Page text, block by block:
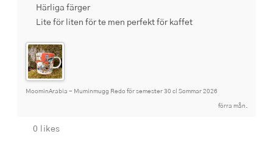
Härliga färger
Lite för liten för te men perfekt för kaffet
MoominArabia - Muminmugg Redo för semester 30 cl Sommar 2026
förra mån.
0 likes